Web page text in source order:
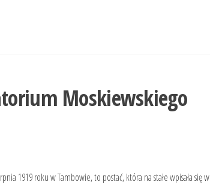
Moskiewskiego
1919 roku w Tambowie, to postać, która na stałe wpisała się w